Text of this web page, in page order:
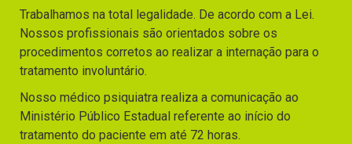
Trabalhamos na total legalidade. De acordo com a Lei.
Nossos profissionais são orientados sobre os
procedimentos corretos ao realizar a internação para o
tratamento involuntário.
Nosso médico psiquiatra realiza a comunicação ao
Ministério Público Estadual referente ao início do
tratamento do paciente em até 72 horas.